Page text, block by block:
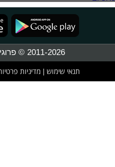
2011-2026 © פרוגי תקשורת בע"מ
תנאי שימוש מדיניות